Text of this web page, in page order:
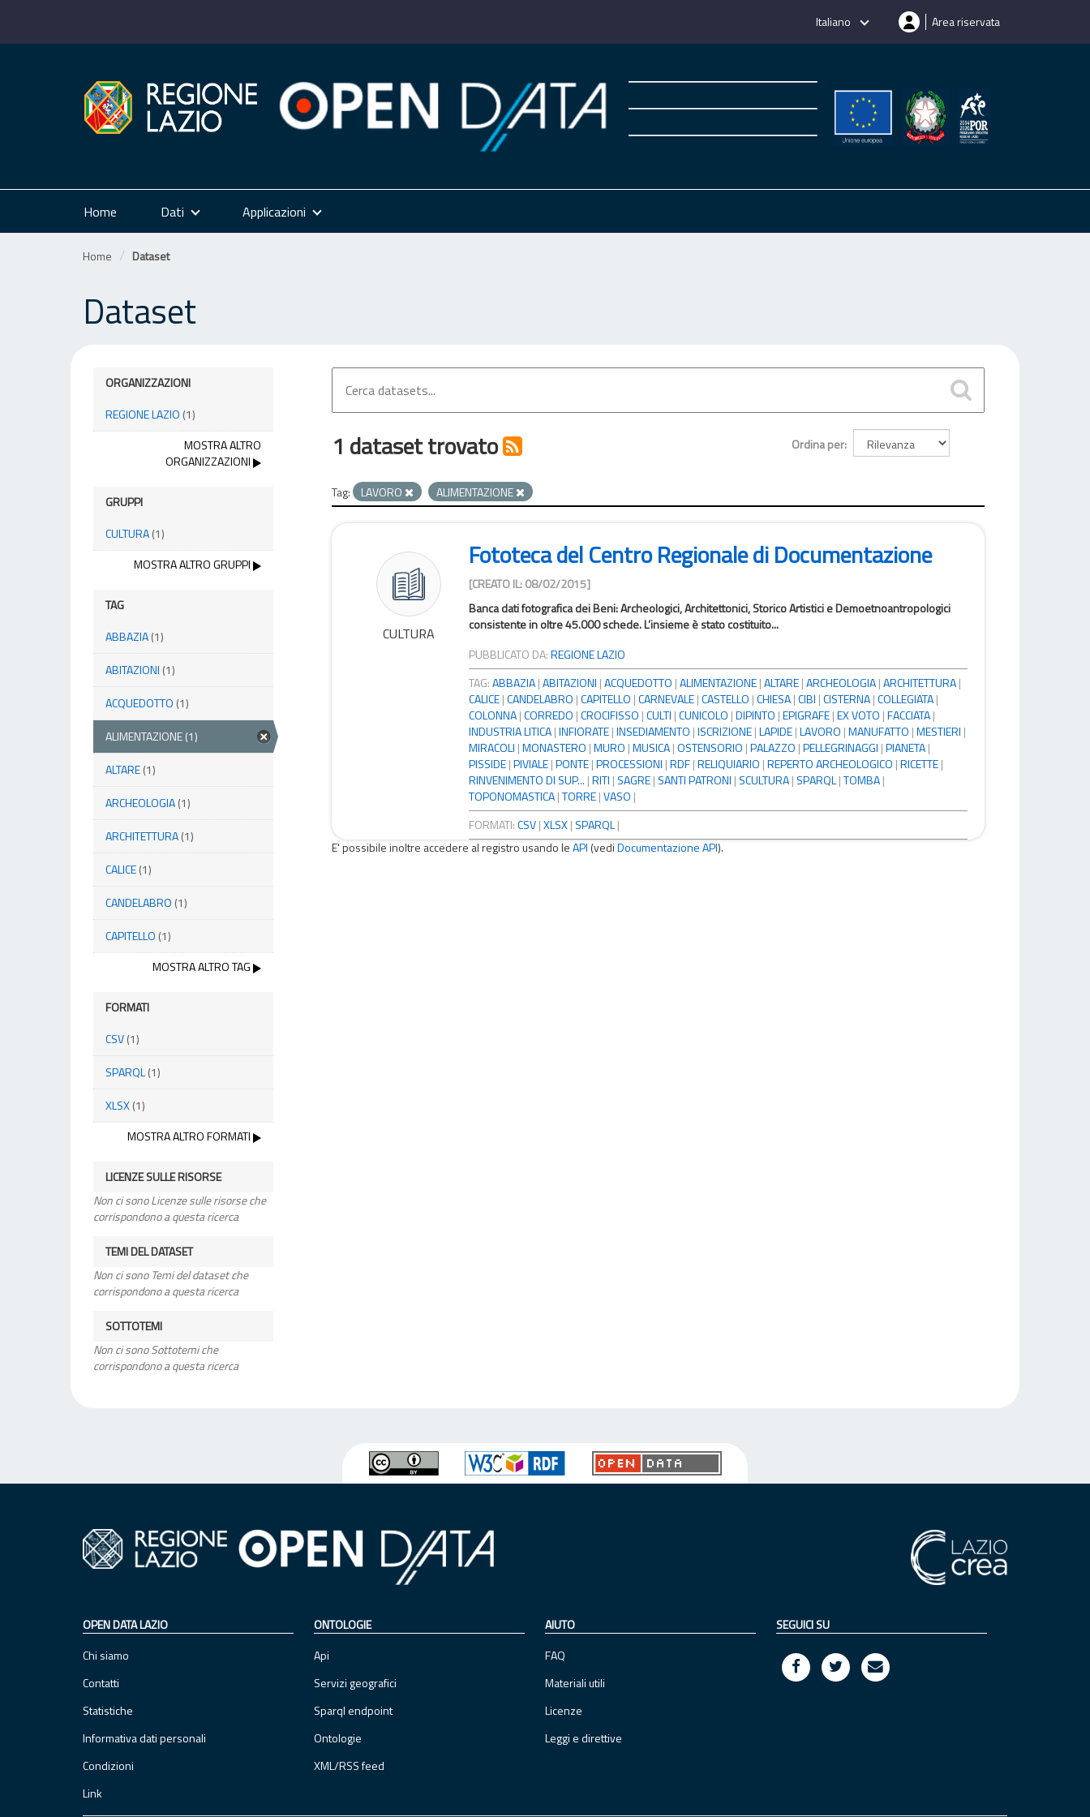
Italiano Area riservata
Home Dati Applicazioni
Home Dataset
Dataset
ORGANIZZAZIONI
REGIONE LAZIO (1)
MOSTRA ALTRO
ORGANIZZAZIONI
GRUPPI
CULTURA(1)
MOSTRA ALTRO GRUPPI
TAG
ABBAZIA(1)
ABITAZIONI (1)
ACQUEDOTTO (1)
ALIMENTAZIONE(1)
ALTARE(1)
ARCHEOLOGIA(1)
ARCHITETTURA(1)
CALICE(1)
CANDELABRO (1)
CAPITELLO (1)
MOSTRA ALTRO TAG
FORMATI
CSV(1)
SPARQL(1)
XLSX(1)
MOSTRA ALTRO FORMATI
LICENZE SULLE RISORSE
Non ci sono Licenze sulle risorse che
corrispondono a questa ricerca
TEMI DEL DATASET
Non ci sono Temi del dataset che
corrispondono a questa ricerca
SOTTOTEMI
Non ci sono Sottotemi che
corrispondono a questa ricerca
Ordina per
1 dataset trovato
Tag: LAVORO ALIMENTAZIONE
CULTURA
Fototeca del Centro Regionale di Documentazione
[CREATO IL: 08/02/2015]
Banca dati fotografica dei Beni: Archeologici, Architettonici, Storico Artistici e Demoetnoantropologici
consistente in oltre 45.000 schede. L’insieme è stato costituito...
PUBBLICATO DA:REGIONE LAZIO
TAG:ABBAZIA |ABITAZIONI |ACQUEDOTTO |ALIMENTAZIONE |ALTARE |ARCHEOLOGIA |ARCHITETTURA |
CALICE |CANDELABRO |CAPITELLO |CARNEVALE |CASTELLO |CHIESA |CIBI |CISTERNA |COLLEGIATA |
COLONNA |CORREDO |CROCIFISSO |CULTI |CUNICOLO |DIPINTO |EPIGRAFE |EX VOTO |FACCIATA |
INDUSTRIA LITICA |INFIORATE |INSEDIAMENTO |ISCRIZIONE |LAPIDE |LAVORO |MANUFATTO |MESTIERI |
MIRACOLI |MONASTERO |MURO |MUSICA |OSTENSORIO |PALAZZO |PELLEGRINAGGI |PIANETA |
PISSIDE |PIVIALE |PONTE |PROCESSIONI |RDF |RELIQUIARIO |REPERTO ARCHEOLOGICO |RICETTE |
RINVENIMENTO DI SUP... |RITI | SAGRE | SANTI PATRONI | SCULTURA | SPARQL |TOMBA |
TOPONOMASTICA |TORRE |VASO |
FORMATI:CSV |XLSX | SPARQL |
E' possibile inoltre accedere al registro usando leAPI (vediDocumentazione API).
OPEN DATA LAZIO
Chi siamo
Contatti
Statistiche
Informativa dati personali
Condizioni
Link
ONTOLOGIE
Api
Servizi geografici
Sparql endpoint
Ontologie
XML/RSS feed
AIUTO
FAQ
Materiali utili
Licenze
Leggi e direttive
SEGUICI SU